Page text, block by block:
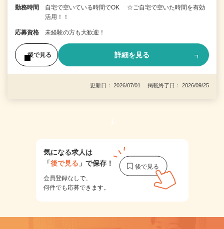
勤務時間
自宅で空いている時間でOK ☆ご自宅で空いた時間を有効
活用！！
応募資格 未経験の方も大歓迎！
後で見る 詳細を見る
更新日： 2026/07/01 掲載終了日： 2026/09/25
1
気になる求人は
「後で見る 」で保存！
会員登録なしで、
何件でも応募できます。